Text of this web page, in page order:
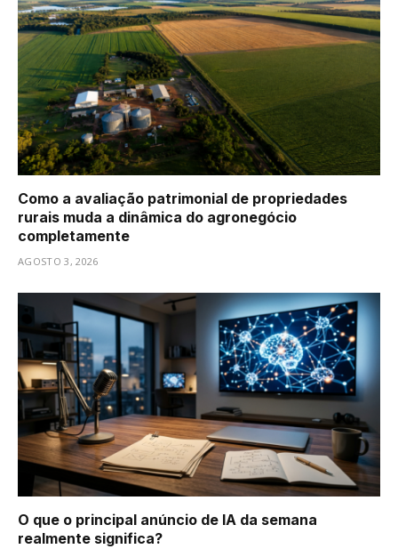
Como a avaliação patrimonial de propriedades
rurais muda a dinâmica do agronegócio
completamente
AGOSTO 3, 2026
O que o principal anúncio de IA da semana
realmente significa?